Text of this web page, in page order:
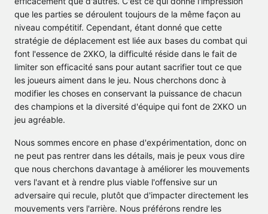
que les parties se déroulent toujours de la même façon au
niveau compétitif. Cependant, étant donné que cette
stratégie de déplacement est liée aux bases du combat qui
font l'essence de 2XKO, la difficulté réside dans le fait de
limiter son efficacité sans pour autant sacrifier tout ce que
les joueurs aiment dans le jeu. Nous cherchons donc à
modifier les choses en conservant la puissance de chacun
des champions et la diversité d'équipe qui font de 2XKO un
jeu agréable.
Nous sommes encore en phase d'expérimentation, donc on
ne peut pas rentrer dans les détails, mais je peux vous dire
que nous cherchons davantage à améliorer les mouvements
vers l'avant et à rendre plus viable l'offensive sur un
adversaire qui recule, plutôt que d'impacter directement les
mouvements vers l'arrière. Nous préférons rendre les